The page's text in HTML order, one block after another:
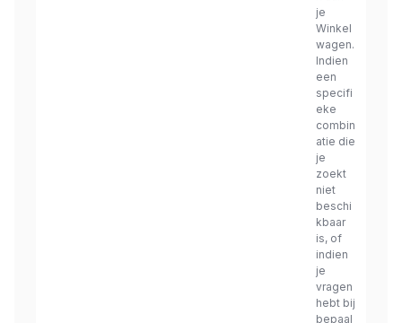
je
Winkel
wagen.
Indien
een
specifi
eke
combin
atie die
je
zoekt
niet
beschi
kbaar
is, of
indien
je
vragen
hebt bij
bepaal